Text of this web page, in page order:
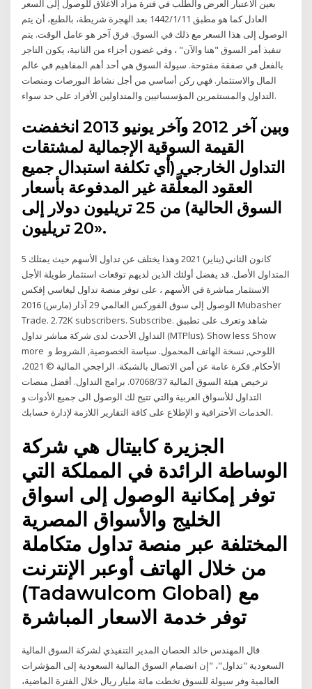
بعين الاعتبار العرض والطلب في فترة مزاد الاغلاق للوصول إلى السعر
العادل كما هو مطبق 11‏‏/1‏‏/1442 بعد الهجرة شريطة، بالطبع، أن يتم
الوصول إلى هذا السعر مع ذلك في السوق. فرق آخر هو عامل الوقت. يتم
تنفيذ أمر السوق "هنا والآن" ، وفي غضون أجزاء من الثانية، يكون التاجر
بالفعل في صفقة مفتوحة. سيولة السوق هي أحد أهم المفاهيم في عالم
المال والاستثمار. فهي ركن أساسي من أجل نشاط البورصات ومنصات
التداول والمستثمرين المؤسساتيين والمتداولين الأفراد على حد سواء.
وبين آخر 2012 وآخر يونيو 2013 انخفضت
القيمة السوقية الإجمالية لمشتقات
التداول الخارجي (أي تكلفة استبدال جميع
العقود المعلَّقة غير المدفوعة بأسعار
السوق الحالية) من 25 تريليون دولار إلى
20 تريليون».
5 كانون الثاني (يناير) 2021 وهذا يختلف عن تداول الأسهم حيث يمتلك
المتداول الأصل. قد يفضل أولئك الذين لديهم توقعات استثمار طويلة الأجل
الاستثمار مباشرة في الأسهم ، على توفر منصة تداول ليغاسي إفكس
الوصول إلى سوق الفوركس العالمي 29 آذار (مارس) 2016 Mubasher
Trade. 2.72K subscribers. Subscribe. شاهد وتعرف على تطبيق
التداول الأحدث لدى شركة مباشر تداول (MTPlus). Show less Show
more اللوحي, نسخة الهاتف المحمول. سياسة الخصوصية, الشروط و
الأحكام, فكرة عامة عن أمن الاتصال بالشبكة. الراجحي المالية © 2021،
ترخيص هيئة السوق المالية 07068/37. برامج التداول. أفضل منصات
التداول للأسواق العربية والتي تتيح لك الوصول الى جميع الأدوات و
الخدمات الأحترافية و الإطلاع على كافة التقارير اللازمة لإدارة حسابك.
الجزيرة كابيتال هي شركة
الوساطة الرائدة في المملكة التي
توفر إمكانية الوصول إلى اسواق
الخليج والأسواق المصرية
المختلفة عبر منصة تداول متكاملة
من خلال الهاتف أوعبر الإنترنت
(Tadawulcom Global) مع
توفر خدمة الاسعار المباشرة
قال المهندس خالد الحصان المدير التنفيذي لشركة السوق المالية
السعودية "تداول"، "إن انضمام السوق المالية السعودية إلى المؤشرات
العالمية وفر سيولة للسوق تخطت مائة مليار ريال خلال الفترة الماضية،